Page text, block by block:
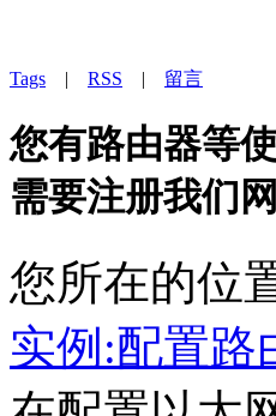
Tags | RSS | 留言
您有路由器等
需要注册我们网
您所在的位
实例:配置路